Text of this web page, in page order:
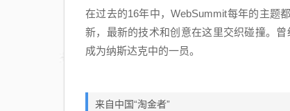
在过去的16年中，WebSummit每年的主题
新，最新的技术和创意在这里交织碰撞。
成为纳斯达克中的一员。
来自中国“淘金者”